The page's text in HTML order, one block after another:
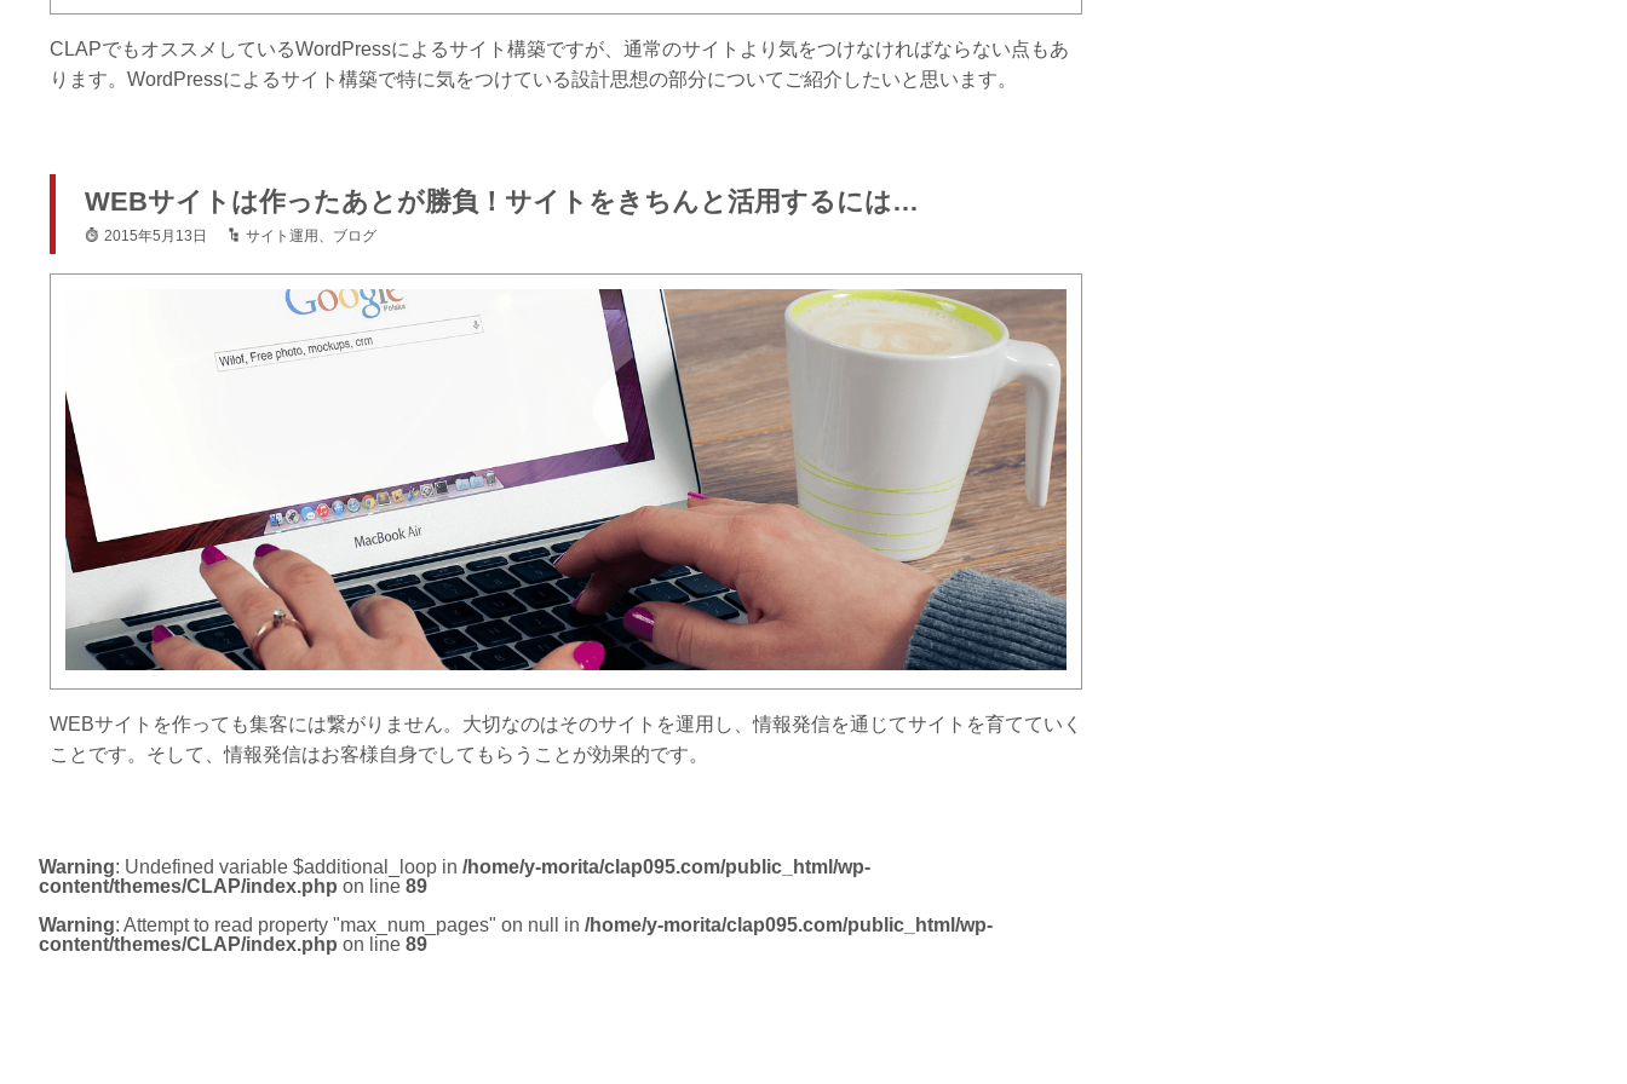
CLAPでもオススメしているWordPressによるサイト構築ですが、通常のサイトより気をつけなければならない点もあ
ります。WordPressによるサイト構築で特に気をつけている設計思想の部分についてご紹介したいと思います。
WEBサイトは作ったあとが勝負！サイトをきちんと活用するには…
2015年5月13日 サイト運用、 ブログ
WEBサイトを作っても集客には繋がりません。大切なのはそのサイトを運用し、情報発信を通じてサイトを育てていく
ことです。そして、情報発信はお客様自身でしてもらうことが効果的です。
Warning: Undefined variable $additional_loop in /home/y-morita/clap095.com/public_html/wp-
content/themes/CLAP/index.php on line 89
Warning: Attempt to read property "max_num_pages" on null in /home/y-morita/clap095.com/public_html/wp-
content/themes/CLAP/index.php on line 89